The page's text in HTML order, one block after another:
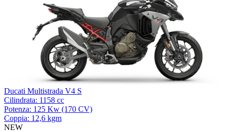
Ducati Multistrada V4 S
Cilindrata: 1158 cc
Potenza: 125 Kw (170 CV)
Coppia: 12,6 kgm
NEW